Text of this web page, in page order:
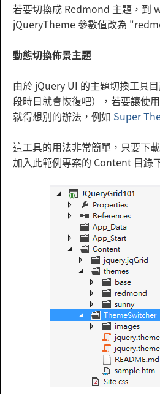
若要切換成 Redmond 主題，到
jQueryTheme 參數值改為
動態切換佈景主題
由於 jQuery UI 的主題切換工具
段時日就會恢復吧），若要讓使
就得想別的辦法，例如 Super
這工具的用法非常簡單，只要下
加入此範例專案的 Content 目錄